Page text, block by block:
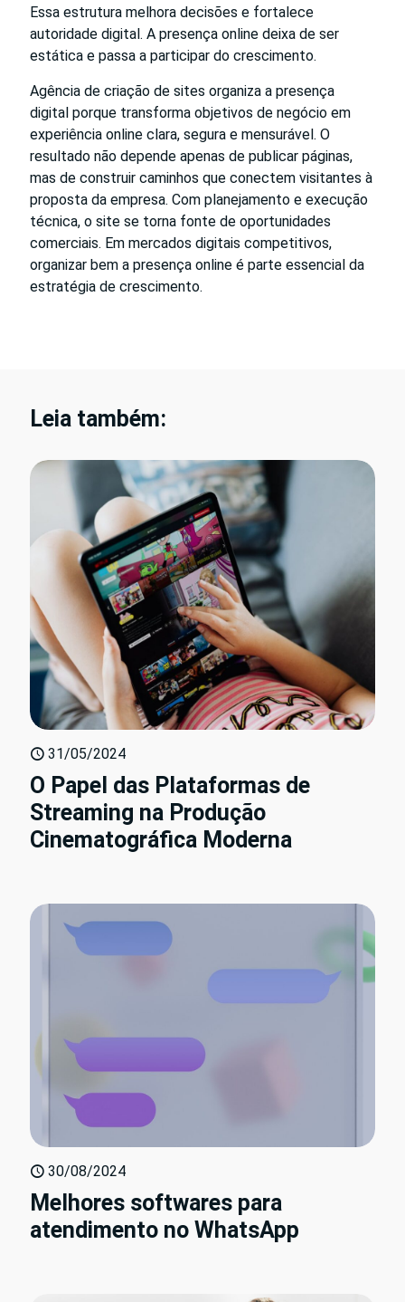
Essa estrutura melhora decisões e fortalece
autoridade digital. A presença online deixa de ser
estática e passa a participar do crescimento.
Agência de criação de sites organiza a presença
digital porque transforma objetivos de negócio em
experiência online clara, segura e mensurável. O
resultado não depende apenas de publicar páginas,
mas de construir caminhos que conectem visitantes à
proposta da empresa. Com planejamento e execução
técnica, o site se torna fonte de oportunidades
comerciais. Em mercados digitais competitivos,
organizar bem a presença online é parte essencial da
estratégia de crescimento.
Leia também:
31/05/2024
O Papel das Plataformas de
Streaming na Produção
Cinematográfica Moderna
30/08/2024
Melhores softwares para
atendimento no WhatsApp